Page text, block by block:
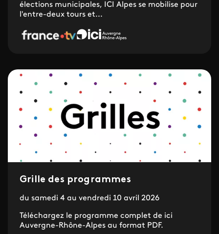
élections municipales, ICI Alpes se mobilise pour
l'entre-deux tours et...
Grille des programmes
du samedi 4 au vendredi 10 avril 2026
Téléchargez le programme complet de ici
Auvergne-Rhône-Alpes au format PDF.